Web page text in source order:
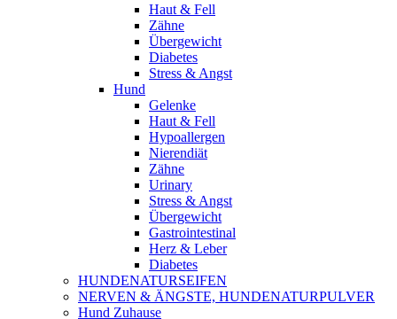
Haut & Fell
Zähne
Übergewicht
Diabetes
Stress & Angst
Hund
Gelenke
Haut & Fell
Hypoallergen
Nierendiät
Zähne
Urinary
Stress & Angst
Übergewicht
Gastrointestinal
Herz & Leber
Diabetes
HUNDENATURSEIFEN
NERVEN & ÄNGSTE, HUNDENATURPULVER
Hund Zuhause